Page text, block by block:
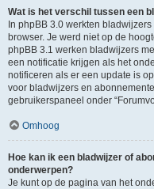
Wat is het verschil tussen een
In phpBB 3.0 werkten
browser. Je werd niet op de
phpBB 3.1 werken bladwijzers
een notificatie krijgen als het
notificeren als er een update is
voor bladwijzers en
gebruikerspaneel onder
Omhoog
Hoe kan ik een bladwijzer of
onderwerpen?
Je kunt op de pagina van het